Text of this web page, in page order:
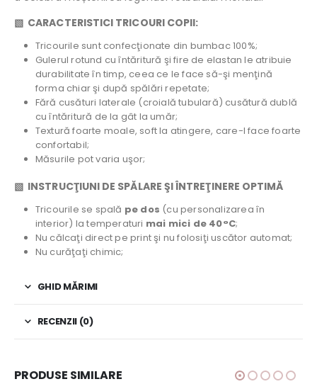
▧ CARACTERISTICI TRICOURI COPII:
Tricourile sunt confecţionate din bumbac 100%;
Gulerul rotund cu întăritură şi fire de elastan le atribuie
durabilitate în timp, ceea ce le face să-şi menţină
forma chiar şi după spălări repetate;
Fără cusături laterale (croială tubulară) cusătură dublă
cu întăritură de la gât la umăr;
Textură foarte moale, soft la atingere, care-l face foarte
confortabil;
Măsurile pot varia uşor;
▧ INSTRUCŢIUNI DE SPĂLARE ŞI ÎNTREŢINERE OPTIMĂ
Tricourile se spală pe dos (cu personalizarea în
interior) la temperaturi mai mici de 40°C;
Nu călcaţi direct pe print şi nu folosiţi uscător automat;
Nu curăţaţi chimic;
GHID MĂRIMI
RECENZII (0)
PRODUSE SIMILARE